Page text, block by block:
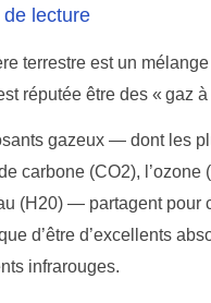
lecture
terrestre est un
réputée être des « gaz
gazeux — dont les
carbone (CO2), l’ozone
(H20) — partagent pour
d’être d’excellents
infrarouges.